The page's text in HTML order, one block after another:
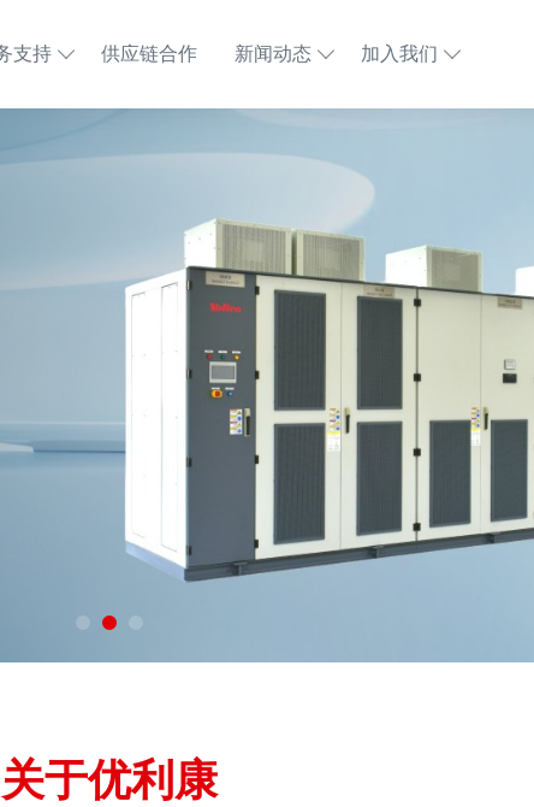
支持 供应链合作 新闻动态 加入我们
关于优利康